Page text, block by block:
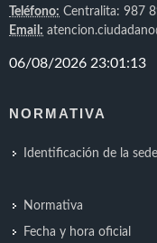
Teléfono: Centralita: 987
Email:
NORMATIVA
Identificación de la sede
Normativa
Fecha y hora oficial